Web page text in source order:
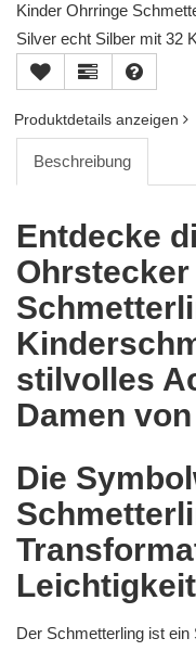
Kinder Ohrringe
Silver echt Silber mit 32
Produktdetails anzeigen
Beschreibung
Entdecke
stilvolles
Damen
Die
Leichtigkeit
Der Schmetterling ist